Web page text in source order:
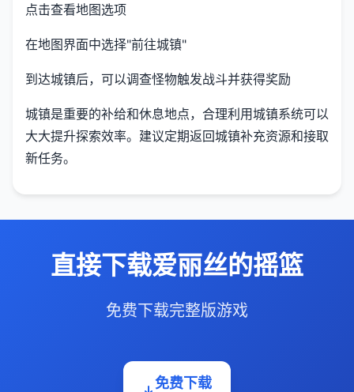
点击查看地图选项
在地图界面中选择"前往城镇"
到达城镇后，可以调查怪物触发战斗并获得奖励
城镇是重要的补给和休息地点，合理利用城镇系统可以
大大提升探索效率。建议定期返回城镇补充资源和接取
新任务。
直接下载爱丽丝的摇篮
免费下载完整版游戏
免费下载